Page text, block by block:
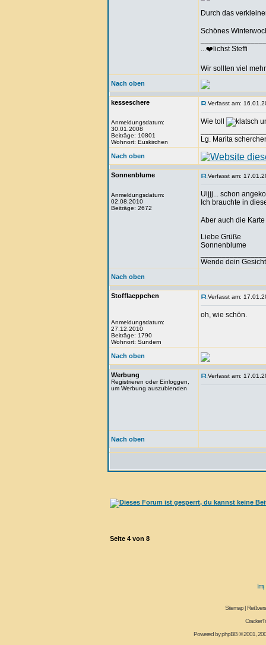
Durch das
Schönes
...❤️lichst Steffi
Wir sollten viel
Nach oben
kesseschere
Anmeldungsdatum:
30.01.2008
Beiträge: 10801
Wohnort: Euskirchen
Verfasst am:
Wie toll
Lg. Marita
Nach oben
Sonnenblume
Anmeldungsdatum:
02.08.2010
Beiträge: 2672
Verfasst am:
Uijjj... schon
Ich brauchte in
Aber auch die
Liebe Grüße
Sonnenblume
Wende dein
Nach oben
Stofflaeppchen
Anmeldungsdatum:
27.12.2010
Beiträge: 1790
Wohnort: Sundern
Verfasst am:
oh, wie schön.
Nach oben
Werbung
Registrieren oder Einloggen,
um Werbung auszublenden
Verfasst am:
Nach oben
Seite 4 von 8
Sitemap|
Powered byphpBB© 2001,